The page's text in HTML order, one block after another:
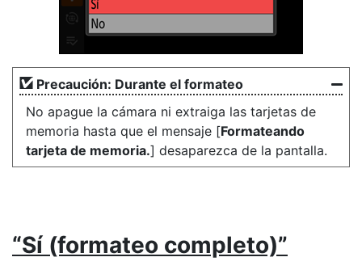
Precaución: Durante el formateo
No apague la cámara ni extraiga las tarjetas de
memoria hasta que el mensaje [Formateando
tarjeta de memoria.] desaparezca de la pantalla.
“Sí (formateo completo)”